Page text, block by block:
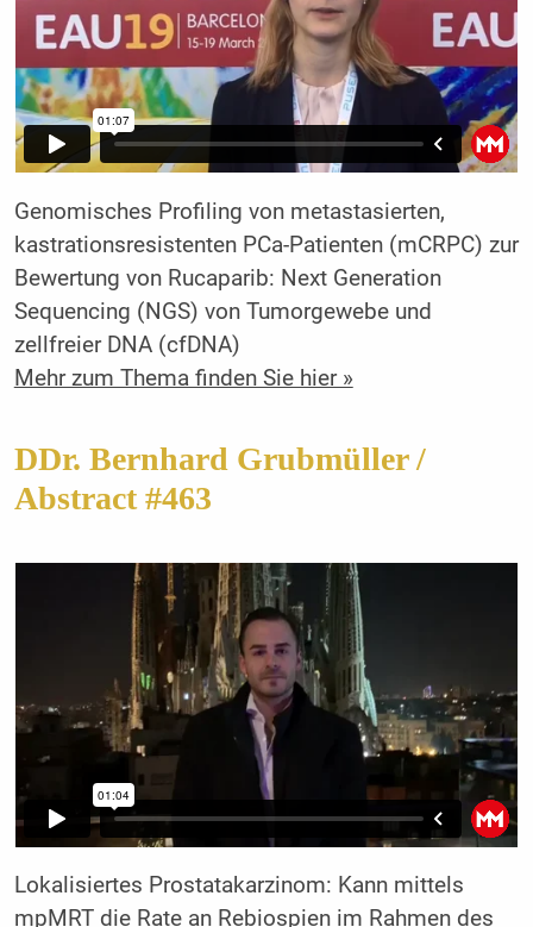
Genomisches Profiling von metastasierten,
kastrationsresistenten PCa-Patienten (mCRPC) zur
Bewertung von Rucaparib: Next Generation
Sequencing (NGS) von Tumorgewebe und
zellfreier DNA (cfDNA)
Mehr zum Thema finden Sie hier »
DDr. Bernhard Grubmüller /
Abstract #463
Lokalisiertes Prostatakarzinom: Kann mittels
mpMRT die Rate an Rebiospien im Rahmen des